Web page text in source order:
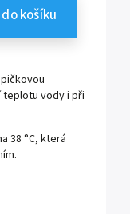
košíku
vody i při
38 °C, která